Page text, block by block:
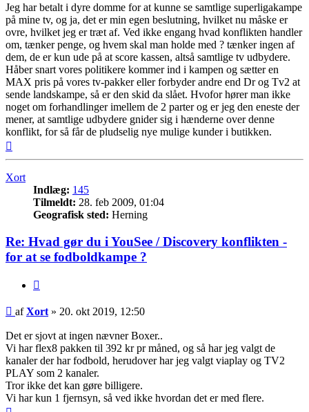
Jeg har betalt i dyre domme for at kunne se samtlige superligakampe
på mine tv, og ja, det er min egen beslutning, hvilket nu måske er
ovre, hvilket jeg er træt af. Ved ikke engang hvad konflikten handler
om, tænker penge, og hvem skal man holde med ? tænker ingen af
dem, de er kun ude på at score kassen, altså samtlige tv udbydere.
Håber snart vores politikere kommer ind i kampen og sætter en
MAX pris på vores tv-pakker eller forbyder andre end Dr og Tv2 at
sende landskampe, så er den skid da slået. Hvofor hører man ikke
noget om forhandlinger imellem de 2 parter og er jeg den eneste der
mener, at samtlige udbydere gnider sig i hænderne over denne
konflikt, for så får de pludselig nye mulige kunder i butikken.
Xort
Indlæg: 145
Tilmeldt: 28. feb 2009, 01:04
Geografisk sted: Herning
Re: Hvad gør du i YouSee / Discovery konflikten -
for at se fodboldkampe ?
Indlæg
afXort » 20. okt 2019, 12:50
Det er sjovt at ingen nævner Boxer..
Vi har flex8 pakken til 392 kr pr måned, og så har jeg valgt de
kanaler der har fodbold, herudover har jeg valgt viaplay og TV2
PLAY som 2 kanaler.
Tror ikke det kan gøre billigere.
Vi har kun 1 fjernsyn, så ved ikke hvordan det er med flere.